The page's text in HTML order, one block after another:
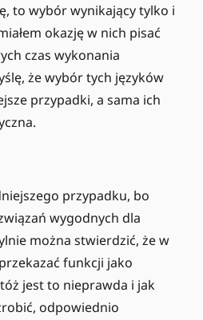
to wybór wynikający tylko i
okazję w nich pisać
czas wykonania
że wybór tych języków
przypadki, a sama ich
przypadku, bo
wygodnych dla
można stwierdzić, że w
funkcji jako
jest to nieprawda i jak
odpowiednio